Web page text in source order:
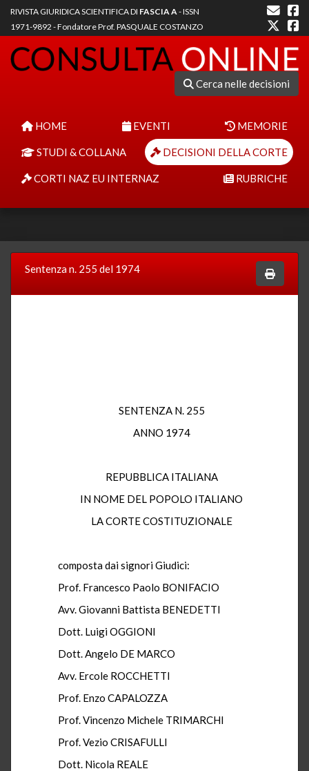
RIVISTA GIURIDICA SCIENTIFICA DI FASCIA A- ISSN
1971-9892 - Fondatore Prof. PASQUALE COSTANZO
Cerca nelle decisioni
HOME EVENTI MEMORIE
STUDI & COLLANA DECISIONI DELLA CORTE
CORTI NAZ EU INTERNAZ RUBRICHE
Sentenza n. 255 del 1974
SENTENZA N. 255
ANNO 1974
REPUBBLICA ITALIANA
IN NOME DEL POPOLO ITALIANO
LA CORTE COSTITUZIONALE
composta dai signori Giudici:
Prof. Francesco Paolo BONIFACIO
Avv. Giovanni Battista BENEDETTI
Dott. Luigi OGGIONI
Dott. Angelo DE MARCO
Avv. Ercole ROCCHETTI
Prof. Enzo CAPALOZZA
Prof. Vincenzo Michele TRIMARCHI
Prof. Vezio CRISAFULLI
Dott. Nicola REALE